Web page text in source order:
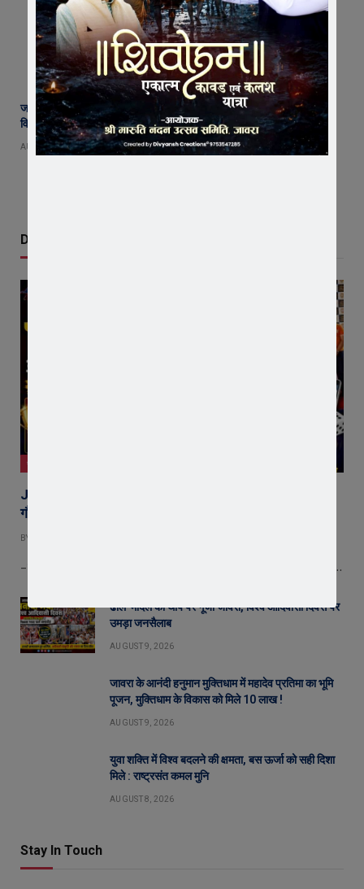
जावरा के आनंदी हनुमान मुक्तिधाम में महादेव प्रतिमा का भूमि पूजन, मुक्तिधाम के
विकास को मिले 10 लाख !
AUGUST 9, 2026
Don't Miss
जावरा
JPS Quiz 2026 : जावरा पब्लिक स्कूल में ‘इंडिया क्वेस्ट-भारत
गौरव’ क्विज प्रतियोगिता, अथर्ववेद सदन बना विजेता
BY
– चार सदनों के विद्यार्थियों ने दिखाया ज्ञान और प्रतिभा का शानदार प्रदर्शन – क्तक्र…
ढोल-मांदल की थाप पर गूंजा जावरा, विश्व आदिवासी दिवस पर
उमड़ा जनसैलाब
AUGUST 9, 2026
जावरा के आनंदी हनुमान मुक्तिधाम में महादेव प्रतिमा का भूमि
पूजन, मुक्तिधाम के विकास को मिले 10 लाख !
AUGUST 9, 2026
युवा शक्ति में विश्व बदलने की क्षमता, बस ऊर्जा को सही दिशा
मिले : राष्ट्रसंत कमल मुनि
AUGUST 8, 2026
Stay In Touch